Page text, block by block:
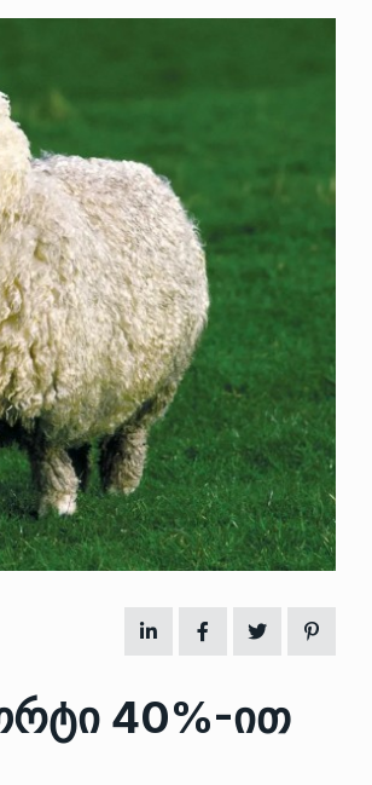
40%-ით
ზურაბ აზარაშვილი:
„სოციალურად დაუცველთა
დასაქმების პროგრამაში,…
ᲠᲔᲒᲘᲝᲜᲔᲑᲘ 13/05/2022